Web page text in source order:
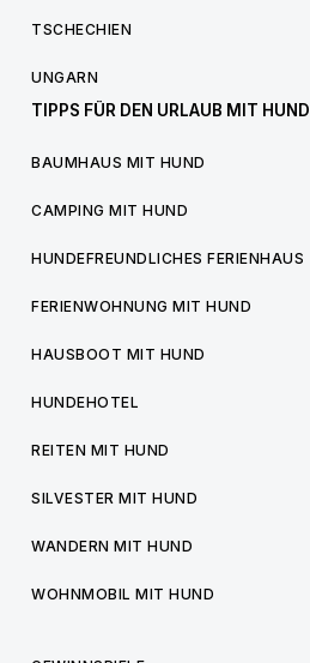
TSCHECHIEN
UNGARN
TIPPS FÜR DEN URLAUB MIT HUND
BAUMHAUS MIT HUND
CAMPING MIT HUND
HUNDEFREUNDLICHES FERIENHAUS
FERIENWOHNUNG MIT HUND
HAUSBOOT MIT HUND
HUNDEHOTEL
REITEN MIT HUND
SILVESTER MIT HUND
WANDERN MIT HUND
WOHNMOBIL MIT HUND